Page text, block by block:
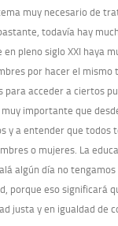
muy necesario de
todavía hay
en pleno siglo XXI haya
por hacer el mismo
para acceder a ciertos
importante que
y a entender que todos
o mujeres. La
algún día no
porque eso significará
justa y en igualdad de